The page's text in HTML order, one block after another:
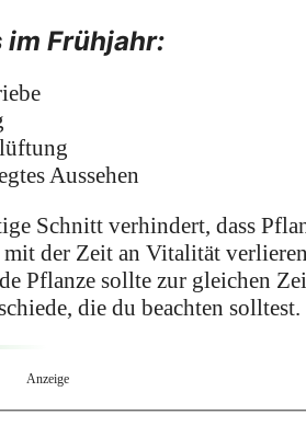
im Frühjahr:
Aussehen
Schnitt verhindert, dass
der Zeit an Vitalität
Pflanze sollte zur gleichen
die du beachten solltest.
Anzeige